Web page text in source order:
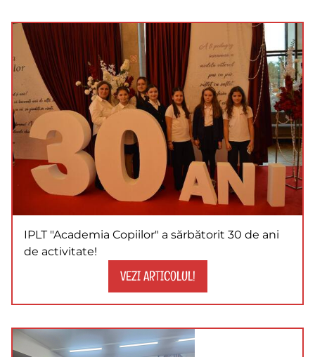
IPLT "Academia Copiilor" a sărbătorit 30 de ani
de activitate!
VEZI ARTICOLUL!